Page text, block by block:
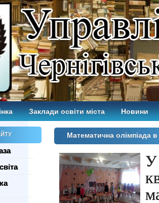
Заклади освіти міста Новини
Математична олімпіада